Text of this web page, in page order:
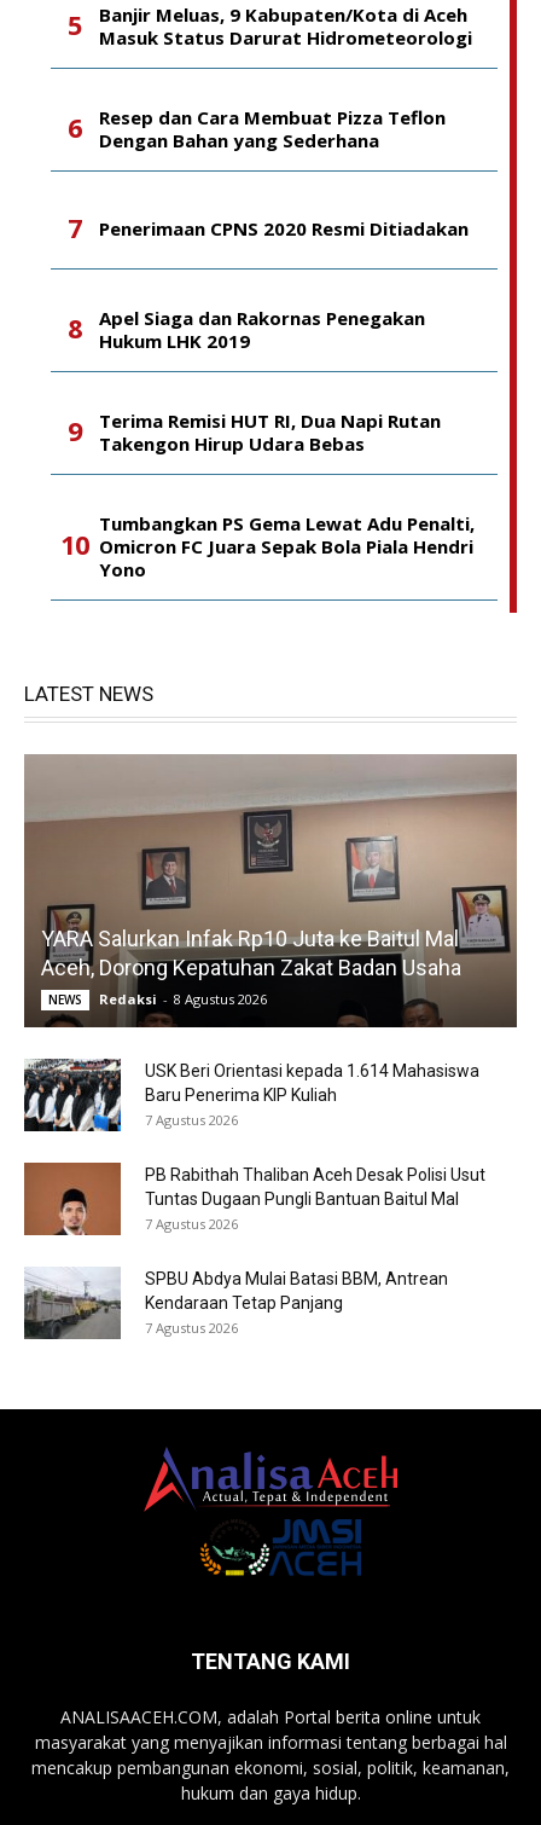
Banjir Meluas, 9 Kabupaten/Kota di Aceh
Masuk Status Darurat Hidrometeorologi
Resep dan Cara Membuat Pizza Teflon
Dengan Bahan yang Sederhana
Penerimaan CPNS 2020 Resmi Ditiadakan
Apel Siaga dan Rakornas Penegakan
Hukum LHK 2019
Terima Remisi HUT RI, Dua Napi Rutan
Takengon Hirup Udara Bebas
Tumbangkan PS Gema Lewat Adu Penalti,
Omicron FC Juara Sepak Bola Piala Hendri
Yono
LATEST NEWS
YARA Salurkan Infak Rp10 Juta ke Baitul Mal
Aceh, Dorong Kepatuhan Zakat Badan Usaha
NEWS Redaksi - 8 Agustus 2026
USK Beri Orientasi kepada 1.614 Mahasiswa
Baru Penerima KIP Kuliah
7 Agustus 2026
PB Rabithah Thaliban Aceh Desak Polisi Usut
Tuntas Dugaan Pungli Bantuan Baitul Mal
7 Agustus 2026
SPBU Abdya Mulai Batasi BBM, Antrean
Kendaraan Tetap Panjang
7 Agustus 2026
TENTANG KAMI
ANALISAACEH.COM, adalah Portal berita online untuk
masyarakat yang menyajikan informasi tentang berbagai hal
mencakup pembangunan ekonomi, sosial, politik, keamanan,
hukum dan gaya hidup.